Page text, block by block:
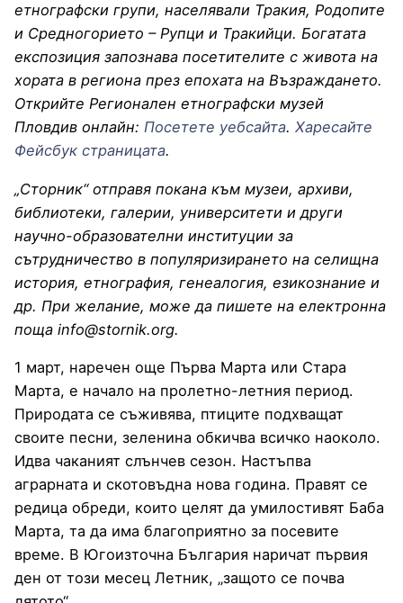
етнографски групи, населявали Тракия, Родопите
и Средногорието – Рупци и Тракийци. Богатата
експозиция запознава посетителите с живота на
хората в региона през епохата на Възраждането.
Открийте Регионален етнографски музей
Пловдив онлайн: Посетете уебсайта. Харесайте
Фейсбук страницата.
„Сторник“ отправя покана към музеи, архиви,
библиотеки, галерии, университети и други
научно-образователни институции за
сътрудничество в популяризирането на селищна
история, етнография, генеалогия, езикознание и
др. При желание, може да пишете на електронна
поща info@stornik.org.
1 март, наречен още Първа Марта или Стара
Марта, е начало на пролетно-летния период.
Природата се съживява, птиците подхващат
своите песни, зеленина обкичва всичко наоколо.
Идва чаканият слънчев сезон. Настъпва
аграрната и скотовъдна нова година. Правят се
редица обреди, които целят да умилостивят Баба
Марта, та да има благоприятно за посевите
време. В Югоизточна България наричат първия
ден от този месец Летник, „защото се почва